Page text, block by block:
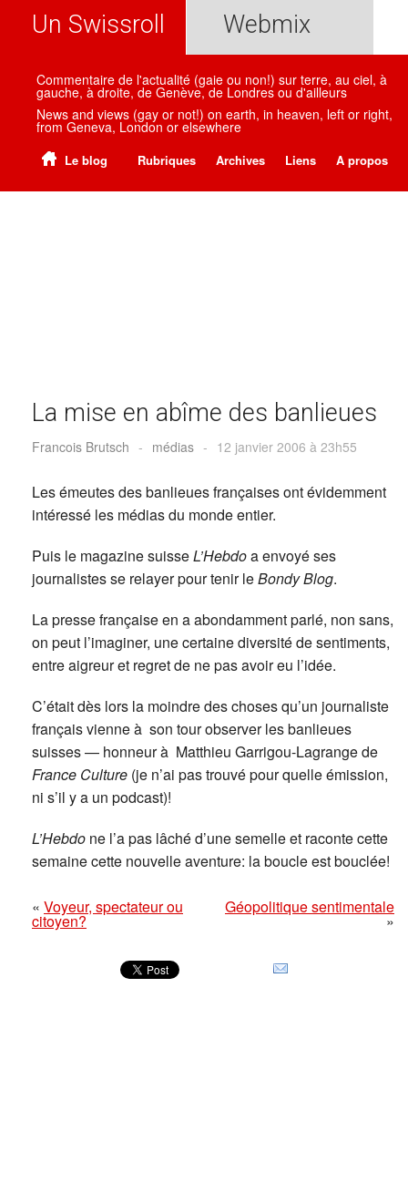
Un Swissroll Webmix
Commentaire de l'actualité (gaie ou non!) sur terre, au ciel, à
gauche, à droite, de Genève, de Londres ou d'ailleurs
News and views (gay or not!) on earth, in heaven, left or right,
from Geneva, London or elsewhere
Le blog Rubriques Archives Liens A propos
La mise en abîme des banlieues
Francois Brutsch - médias - 12 janvier 2006 à 23h55
Les émeutes des banlieues françaises ont évidemment
intéressé les médias du monde entier.
Puis le magazine suisseL’Hebdoa envoyé ses
journalistes se relayer pour tenir leBondy Blog.
La presse française en a abondamment parlé, non sans,
on peut l’imaginer, une certaine diversité de sentiments,
entre aigreur et regret de ne pas avoir eu l’idée.
C’était dès lors la moindre des choses qu’un journaliste
français vienne à son tour observer les banlieues
suisses — honneur à Matthieu Garrigou-Lagrange de
France Culture (je n’ai pas trouvé pour quelle émission,
ni s’il y a un podcast)!
L’Hebdo ne l’a pas lâché d’une semelle et raconte cette
semaine cette nouvelle aventure: la boucle est bouclée!
« Voyeur, spectateur ou
citoyen?
Géopolitique sentimentale
»